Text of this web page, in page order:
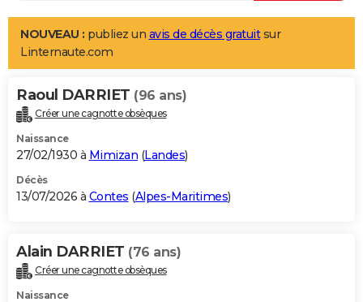
LIFESTYLE
Art de vivre
Bien-être
Loisirs
Mode
Modes de vie
Alimentation
Guide de la santé
Maladies
Médicaments
Sommeil
VOYAGE
Destinations
City break
Voyage nature
Voyage de noces
Forum
Climat
+PHOTO
GUIDES D'ACHAT
BONS PLANS
Carte de Noël
Carte Bonne année
Carte Saint-Valentin
Carte Pâques
Carte d'anniversaire
DICTIONNAIRE
Dictionnaire
Biographies
Citations
Expressions
Proverbes
PROGRAMME TV
NOUVEAU : publiez un avis de décès gratuitsur
Linternaute.com
Raoul DARRIET (96 ans)
Créer une cagnotte obsèques
Naissance
27/02/1930 à Mimizan (Landes)
Décès
13/07/2026 à Contes (Alpes-Maritimes)
Alain DARRIET (76 ans)
Créer une cagnotte obsèques
Naissance